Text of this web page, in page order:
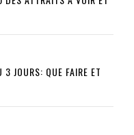
JOURS: QUE FAIRE ET